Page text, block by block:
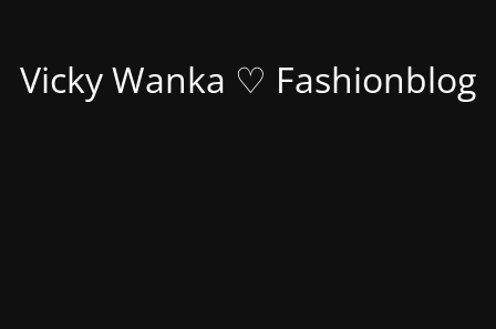
Vicky Wanka ♡ Fashionblog